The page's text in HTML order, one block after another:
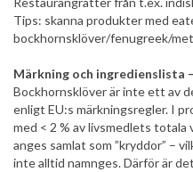
Tips: skanna produkter med
bockhornsklöver/fenugreek/
Märkning och ingredienslista
Bockhornsklöver är inte ett av
enligt EU:s märkningsregler. I
med < 2 % av livsmedlets totala
anges samlat som ”kryddor” –
inte alltid namnges. Därför är